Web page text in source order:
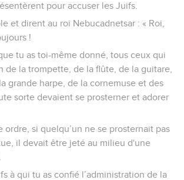
pour accuser les Juifs.
et dirent au roi Nebucadnetsar : « Roi,
!
tu as toi-même donné, tous ceux qui
de la trompette, de la flûte, de la guitare,
grande harpe, de la cornemuse et des
sorte devaient se prosterner et adorer
ordre, si quelqu’un ne se prosternait pas
il devait être jeté au milieu d'une
à qui tu as confié l’administration de la